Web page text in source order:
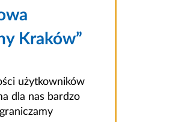
Kraków”
użytkowników
dla nas bardzo